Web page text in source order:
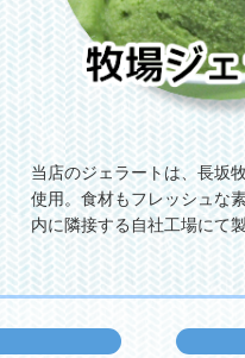
当店のジェラートは、長坂
使用。食材もフレッシュな
内に隣接する自社工場にて